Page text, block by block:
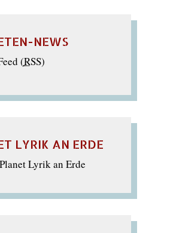
NEWS
(RSS)
LYRIK AN ERDE